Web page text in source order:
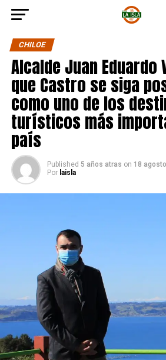
CHILOE
Alcalde Juan Eduardo
que Castro se siga
como uno de los
turísticos más
país
Published 5 años atras on 18
Por laisla